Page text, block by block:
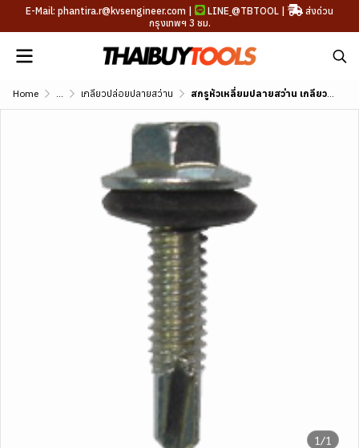
E-Mail: phantira.r@kvsengineer.com | LINE @TBTOOL |
ส่งด่วน
กรุงเทพฯ 3 ชม.
Home ... เกลียวปล่อยปลายสว่าน สกรูหัวเหลี่ยมปลายสว่าน เกลียวถี่ (ชุบดาโกไท)
1/1